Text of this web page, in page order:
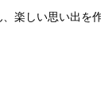
楽しい思い出を